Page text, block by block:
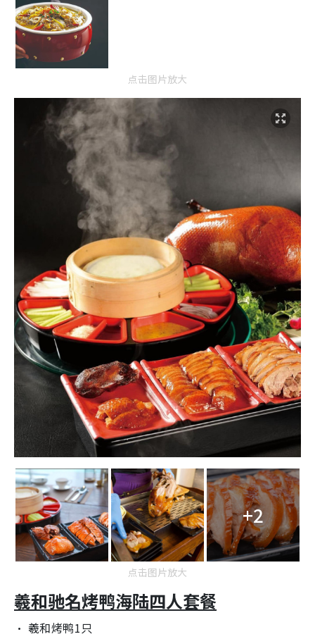
点击图片放大
+2
点击图片放大
羲和驰名烤鸭海陆四人套餐
‧ 羲和烤鸭1只